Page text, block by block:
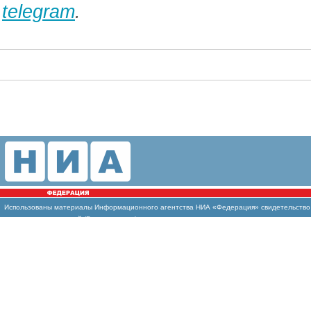
telegram.
Использованы материалы Информационного агентства НИА «Федерация»
массовых коммуникаций (Роскомнадзор)